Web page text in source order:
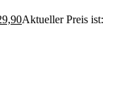
Aktueller Preis ist: